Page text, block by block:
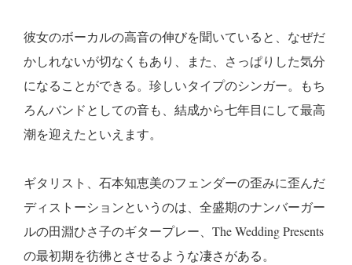
彼女のボーカルの高音の伸びを聞いていると、なぜだ
かしれないが切なくもあり、また、さっぱりした気分
になることができる。珍しいタイプのシンガー。もち
ろんバンドとしての音も、結成から七年目にして最高
潮を迎えたといえます。
ギタリスト、石本知恵美のフェンダーの歪みに歪んだ
ディストーションというのは、全盛期のナンバーガー
ルの田淵ひさ子のギタープレー、The Wedding Presents
の最初期を彷彿とさせるような凄さがある。